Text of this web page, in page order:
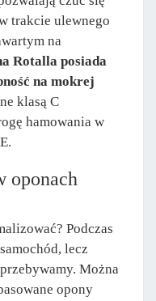
trakcie ulewnego
na
Rotalla posiada
na mokrej
klasą C
hamowania w
oponach
Podczas
lecz
Można
opony